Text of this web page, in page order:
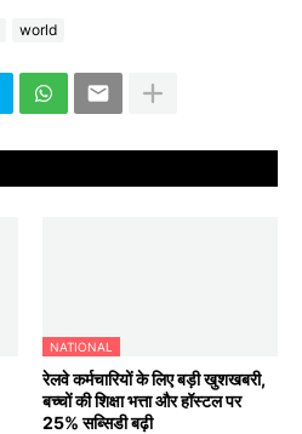
world
NATIONAL
रेलवे कर्मचारियों के लिए बड़ी खुशखबरी,
बच्चों की शिक्षा भत्ता और हॉस्टल पर
25% सब्सिडी बढ़ी